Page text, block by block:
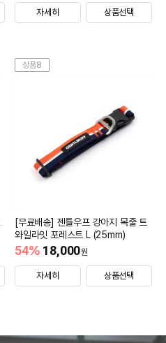
자세히 상품선택
상품8
[무료배송] 젠틀우프 강아지 목줄 트
와일라잇 포레스트 L (25mm)
18,000원
54%
자세히 상품선택